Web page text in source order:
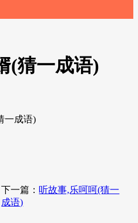
(猜一成语)
一成语)
下一篇： 听故事,乐呵呵(猜一
成语)